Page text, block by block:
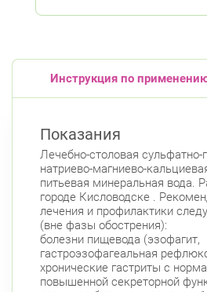
Инструкция по
Показания
Лечебно-столовая сульфатно-
натриево-магниево-
питьевая минеральная вода.
городе Кисловодске .
лечения и профилактики
(вне фазы обострения):
болезни пищевода (эзофагит,
гастроэзофагеальная
хронические гастриты с
повышенной секреторной